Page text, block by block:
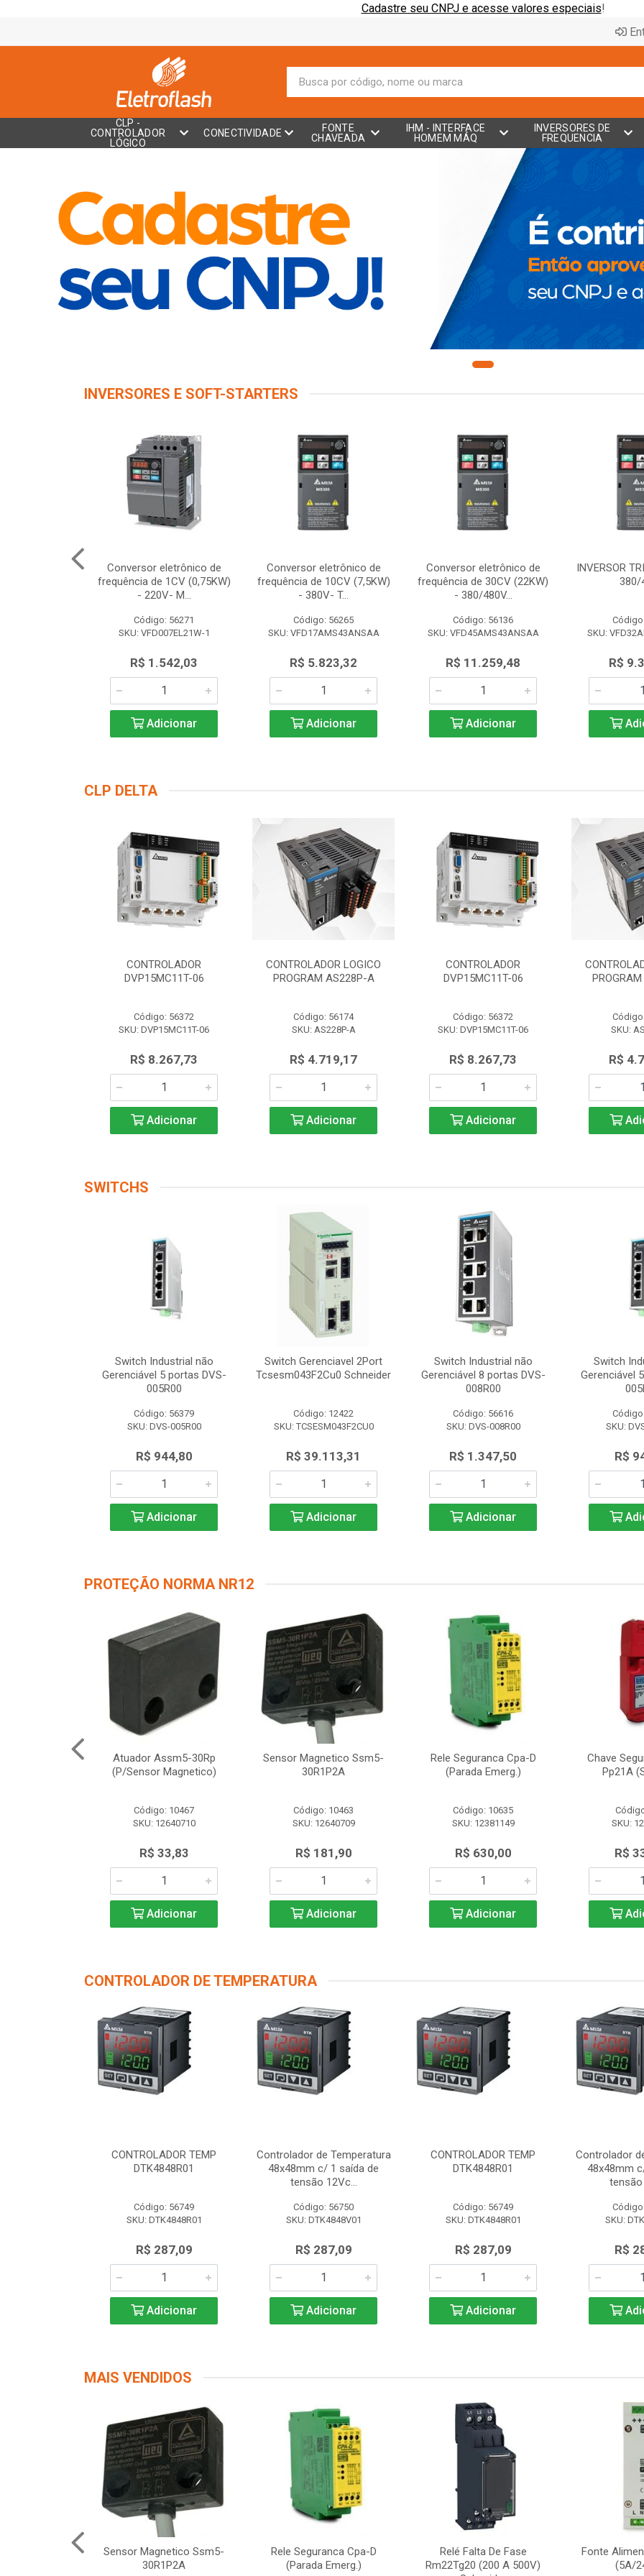
Cadastre seu CNPJ e acesse valores especiais!
CLP -
CONTROLADOR
LÓGICO
CONECTIVIDADE
FONTE
CHAVEADA
IHM - INTERFACE
HOMEM MÁQ
INVERSORES DE
FREQUENCIA
INVERSORES E SOFT-STARTERS
Conversor eletrônico de
frequência de 1CV (0,75KW)
- 220V- M...
Código: 56271
SKU: VFD007EL21W-1
R$ 1.542,03
Adicionar
Conversor eletrônico de
frequência de 10CV (7,5KW)
- 380V- T...
Código: 56265
SKU: VFD17AMS43ANSAA
R$ 5.823,32
Adicionar
Conversor eletrônico de
frequência de 30CV (22KW)
- 380/480V...
Código: 56136
SKU: VFD45AMS43ANSAA
R$ 11.259,48
Adicionar
INVERSOR
380/
SKU:
R$
CLP DELTA
CONTROLADOR
DVP15MC11T-06
Código: 56372
SKU: DVP15MC11T-06
R$ 8.267,73
Adicionar
CONTROLADOR LOGICO
PROGRAM AS228P-A
Código: 56174
SKU: AS228P-A
R$ 4.719,17
Adicionar
CONTROLADOR
DVP15MC11T-06
Código: 56372
SKU: DVP15MC11T-06
R$ 8.267,73
Adicionar
SKU:
R$
SWITCHS
Switch Industrial não
Gerenciável 5 portas DVS-
005R00
Código: 56379
SKU: DVS-005R00
R$ 944,80
Adicionar
Switch Gerenciavel 2Port
Tcsesm043F2Cu0 Schneider
Código: 12422
SKU: TCSESM043F2CU0
R$ 39.113,31
Adicionar
Switch Industrial não
Gerenciável 8 portas DVS-
008R00
Código: 56616
SKU: DVS-008R00
R$ 1.347,50
Adicionar
Switch
Gerenciável
SKU:
R$
PROTEÇÃO NORMA NR12
Atuador Assm5-30Rp
(P/Sensor Magnetico)
Código: 10467
SKU: 12640710
R$ 33,83
Adicionar
Sensor Magnetico Ssm5-
30R1P2A
Código: 10463
SKU: 12640709
R$ 181,90
Adicionar
Rele Seguranca Cpa-D
(Parada Emerg.)
Código: 10635
SKU: 12381149
R$ 630,00
Adicionar
Chave
Pp21A
SKU:
R$
CONTROLADOR DE TEMPERATURA
CONTROLADOR TEMP
DTK4848R01
Código: 56749
SKU: DTK4848R01
R$ 287,09
Adicionar
Controlador de Temperatura
48x48mm c/ 1 saída de
tensão 12Vc...
Código: 56750
SKU: DTK4848V01
R$ 287,09
Adicionar
CONTROLADOR TEMP
DTK4848R01
Código: 56749
SKU: DTK4848R01
R$ 287,09
Adicionar
Controlador
48x48mm
tensão
SKU:
R$
MAIS VENDIDOS
Sensor Magnetico Ssm5-
30R1P2A
Rele Seguranca Cpa-D
(Parada Emerg.)
Relé Falta De Fase
Rm22Tg20 (200 A 500V)
Fonte
(5A/